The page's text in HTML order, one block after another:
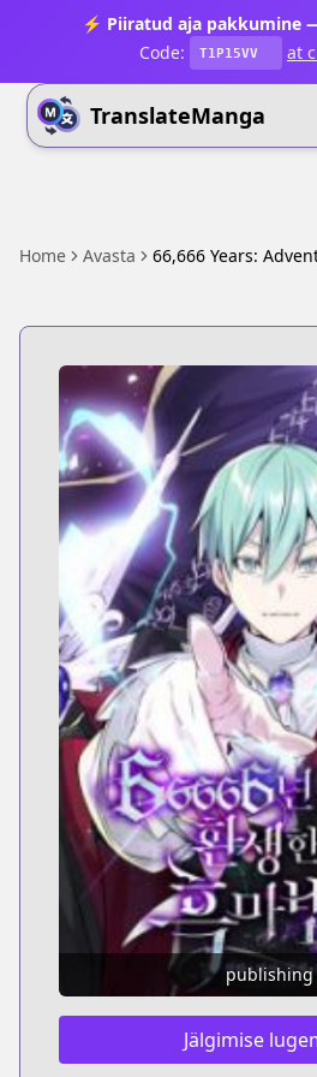
⚡ Piiratud aja pakkumine
Code:
T1P15VV at
TranslateManga
Home Avasta 66,666 Years:
publishing
Jälgimise